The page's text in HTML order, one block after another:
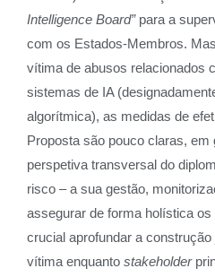
Intelligence Board” para a
com os Estados-Membros.
vítima de abusos relacionados
sistemas de IA
algorítmica), as medidas de
Proposta são pouco claras, em
perspetiva transversal do
risco – a sua gestão,
assegurar de forma holística
crucial aprofundar a
vítima enquanto stakeholder